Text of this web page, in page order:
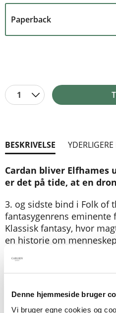
Denne hjemmeside bruger
Vi bruger egne cookies og
Paperback
1
BESKRIVELSE
Cardan bliver Elfhames
er det på tide, at en
3. og sidste bind i Folk of
fantasygenrens
Klassisk fantasy, hvor
en historie om
udstødt, men tålt,
Jude er sendt i eksil i
hævne sig på dem, der
den magtfulde position i